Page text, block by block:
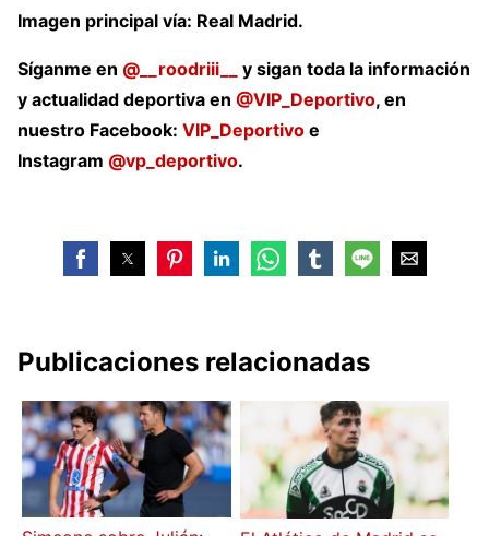
Imagen principal vía: Real Madrid.
Síganme en @__roodriii__
y sigan toda la información
y actualidad deportiva en @VIP_Deportivo, en
nuestro Facebook: VIP_Deportivo e
Instagram @vp_deportivo.
Publicaciones relacionadas